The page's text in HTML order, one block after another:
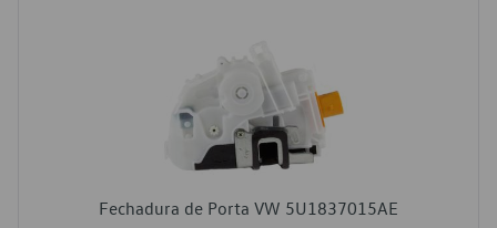
Fechadura de Porta VW 5U1837015AE